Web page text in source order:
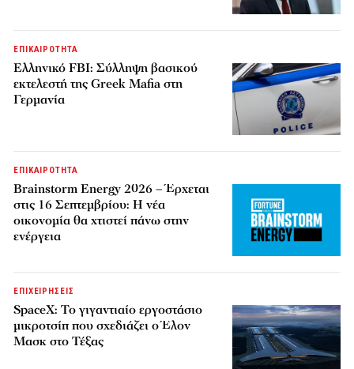
ΕΠΙΚΑΙΡΟΤΗΤΑ
Ελληνικό FBI: Σύλληψη βασικού
εκτελεστή της Greek Mafia στη
Γερμανία
ΕΠΙΚΑΙΡΟΤΗΤΑ
Brainstorm Energy 2026 – Έρχεται
στις 16 Σεπτεμβρίου: Η νέα
οικονομία θα χτιστεί πάνω στην
ενέργεια
ΕΠΙΧΕΙΡΗΣΕΙΣ
SpaceX: Το γιγαντιαίο εργοστάσιο
μικροτσίπ που σχεδιάζει ο Έλον
Μασκ στο Τέξας